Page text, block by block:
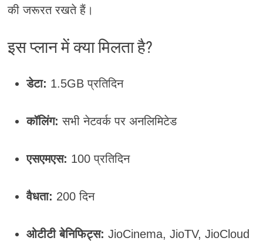
की जरूरत रखते हैं।
इस प्लान में क्या मिलता है?
डेटा: 1.5GB प्रतिदिन
कॉलिंग: सभी नेटवर्क पर अनलिमिटेड
एसएमएस: 100 प्रतिदिन
वैधता: 200 दिन
ओटीटी बेनिफिट्स: JioCinema, JioTV, JioCloud